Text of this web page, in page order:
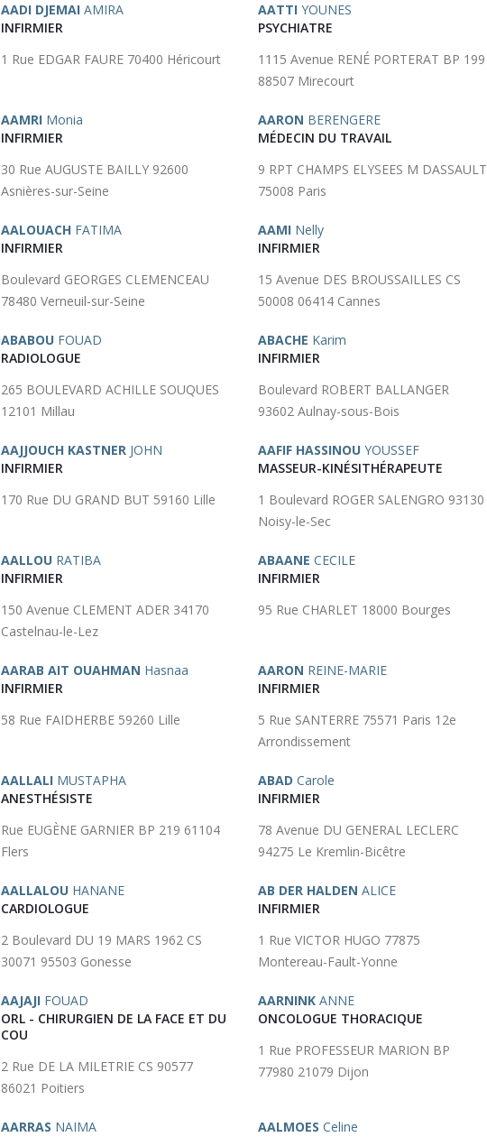
AADI DJEMAI AMIRA
INFIRMIER
1 Rue EDGAR FAURE 70400 Héricourt
AATTI YOUNES
PSYCHIATRE
1115 Avenue RENÉ PORTERAT BP 199
88507 Mirecourt
AAMRI Monia
INFIRMIER
30 Rue AUGUSTE BAILLY 92600
Asnières-sur-Seine
AARON BERENGERE
MÉDECIN DU TRAVAIL
9 RPT CHAMPS ELYSEES M DASSAULT
75008 Paris
AALOUACH FATIMA
INFIRMIER
Boulevard GEORGES CLEMENCEAU
78480 Verneuil-sur-Seine
AAMI Nelly
INFIRMIER
15 Avenue DES BROUSSAILLES CS
50008 06414 Cannes
ABABOU FOUAD
RADIOLOGUE
265 BOULEVARD ACHILLE SOUQUES
12101 Millau
ABACHE Karim
INFIRMIER
Boulevard ROBERT BALLANGER
93602 Aulnay-sous-Bois
AAJJOUCH KASTNER JOHN
INFIRMIER
170 Rue DU GRAND BUT 59160 Lille
AAFIF HASSINOU YOUSSEF
MASSEUR-KINÉSITHÉRAPEUTE
1 Boulevard ROGER SALENGRO 93130
Noisy-le-Sec
AALLOU RATIBA
INFIRMIER
150 Avenue CLEMENT ADER 34170
Castelnau-le-Lez
ABAANE CECILE
INFIRMIER
95 Rue CHARLET 18000 Bourges
AARAB AIT OUAHMAN Hasnaa
INFIRMIER
58 Rue FAIDHERBE 59260 Lille
AARON REINE-MARIE
INFIRMIER
5 Rue SANTERRE 75571 Paris 12e
Arrondissement
AALLALI MUSTAPHA
ANESTHÉSISTE
Rue EUGÈNE GARNIER BP 219 61104
Flers
ABAD Carole
INFIRMIER
78 Avenue DU GENERAL LECLERC
94275 Le Kremlin-Bicêtre
AALLALOU HANANE
CARDIOLOGUE
2 Boulevard DU 19 MARS 1962 CS
30071 95503 Gonesse
AB DER HALDEN ALICE
INFIRMIER
1 Rue VICTOR HUGO 77875
Montereau-Fault-Yonne
AAJAJI FOUAD
ORL - CHIRURGIEN DE LA FACE ET DU
COU
2 Rue DE LA MILETRIE CS 90577
86021 Poitiers
AARNINK ANNE
ONCOLOGUE THORACIQUE
1 Rue PROFESSEUR MARION BP
77980 21079 Dijon
AARRAS NAIMA
AALMOES Celine